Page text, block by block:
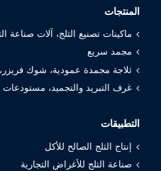
المنتجات
ماكينات تصنيع الثلج، آلات صناعة
مجمد سريع
ثلاجة مجمدة عمودية، شوك
غرف التبريد والتجميد، مستودعات
التطبيقات
إنتاج الثلج الصالح للأكل
صناعة الثلج للأغراض التجارية